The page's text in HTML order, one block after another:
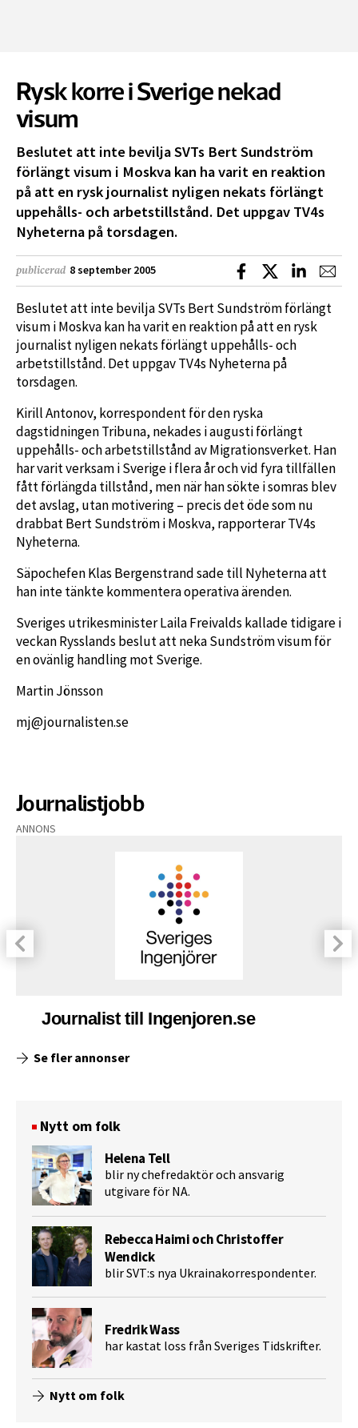
Rysk korre i Sverige nekad
visum
Beslutet att inte bevilja SVTs Bert Sundström
förlängt visum i Moskva kan ha varit en reaktion
på att en rysk journalist nyligen nekats förlängt
uppehålls- och arbetstillstånd. Det uppgav TV4s
Nyheterna på torsdagen.
publicerad 8 september 2005 Dela på Facebook
Dela på XDela på
Beslutet att inte bevilja SVTs Bert Sundström förlängt
visum i Moskva kan ha varit en reaktion på att en rysk
journalist nyligen nekats förlängt uppehålls- och
arbetstillstånd. Det uppgav TV4s Nyheterna på
torsdagen.
Kirill Antonov, korrespondent för den ryska
dagstidningen Tribuna, nekades i augusti förlängt
uppehålls- och arbetstillstånd av Migrationsverket. Han
har varit verksam i Sverige i flera år och vid fyra tillfällen
fått förlängda tillstånd, men när han sökte i somras blev
det avslag, utan motivering – precis det öde som nu
drabbat Bert Sundström i Moskva, rapporterar TV4s
Nyheterna.
Säpochefen Klas Bergenstrand sade till Nyheterna att
han inte tänkte kommentera operativa ärenden.
Sveriges utrikesminister Laila Freivalds kallade tidigare i
veckan Rysslands beslut att neka Sundström visum för
en ovänlig handling mot Sverige.
Martin Jönsson
mj@journalisten.se
Journalistjobb
ANNONS
Journalist till Ingenjoren.se
Se fler annonser
Nytt om folk
Helena Tell
blir ny chefredaktör och ansvarig
utgivare för NA.
Rebecca Haimi och Christoffer
Wendick
blir SVT:s nya Ukrainakorrespondenter.
Fredrik Wass
har kastat loss från Sveriges Tidskrifter.
Nytt om folk